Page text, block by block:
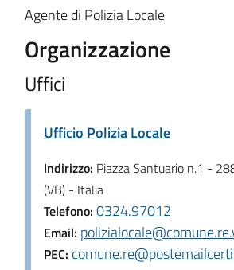
Agente di Polizia Locale
Organizzazione
Uffici
Ufficio Polizia Locale
Indirizzo: Piazza Santuario n.1 -
(VB) - Italia
Telefono: 0324.97012
Email:
PEC: